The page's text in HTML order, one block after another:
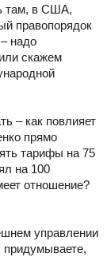
там, в США,
правопорядок
надо
скажем
– как повлияет
прямо
тарифы на 75
на 100
отношение?
управлении
придумываете,